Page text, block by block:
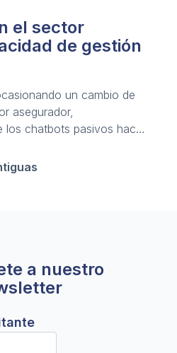
el sector
de gestión
un cambio de
asegurador,
los chatbots pasivos hacia
a nuestro